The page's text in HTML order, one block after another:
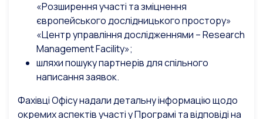
«Розширення участі та зміцнення
європейського дослідницького простору»
«Центр управління дослідженнями – Research
Management Facility»;
шляхи пошуку партнерів для спільного
написання заявок.
Фахівці Офісу надали детальну інформацію щодо
окремих аспектів участі у Програмі та відповіді на